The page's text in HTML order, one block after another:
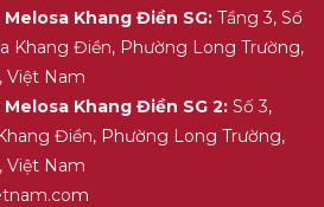
Khang Điền SG:Tầng 3, Số
Khang Điền, Phường Long Trường,
Việt Nam
Khang Điền SG 2:Số 3,
Điền, Phường Long Trường,
Việt Nam